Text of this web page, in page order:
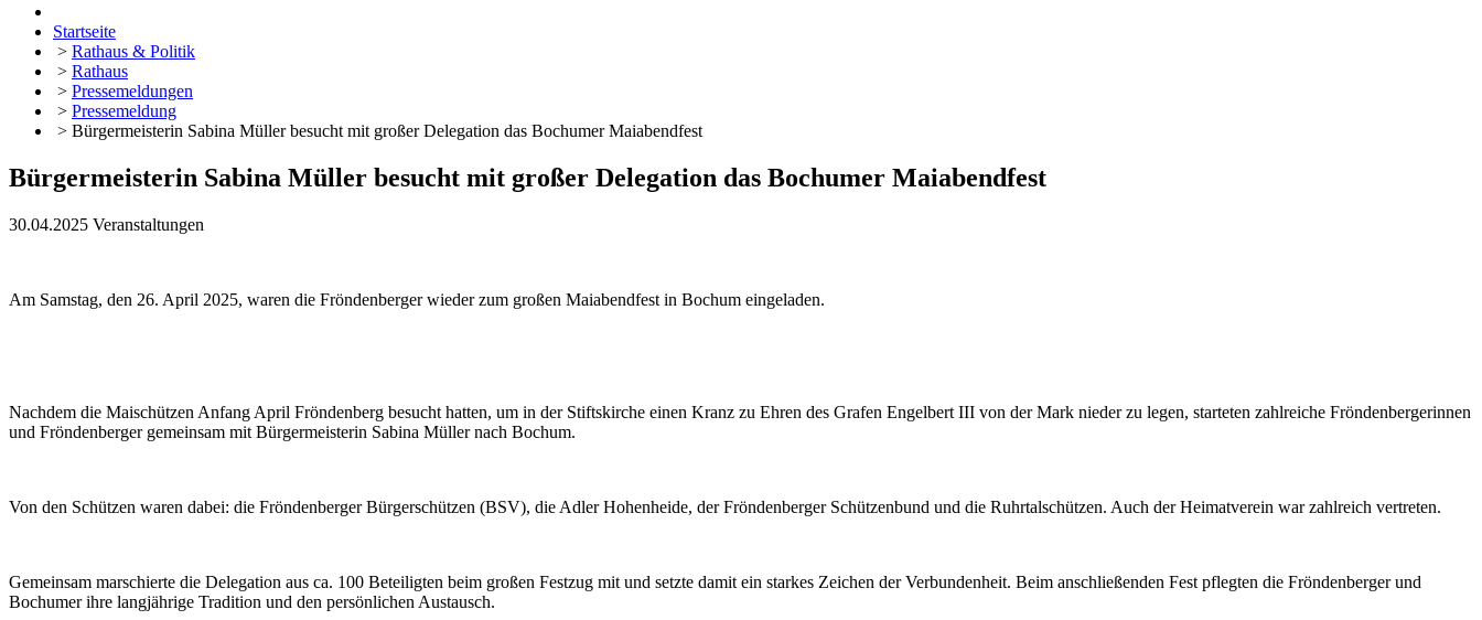
Startseite
> Rathaus & Politik
> Rathaus
> Pressemeldungen
> Pressemeldung
> Bürgermeisterin Sabina Müller besucht mit großer Delegation das Bochumer Maiabendfest
Bürgermeisterin Sabina Müller besucht mit großer Delegation das Bochumer Maiabendfest
30.04.2025 Veranstaltungen
Am Samstag, den 26. April 2025, waren die Fröndenberger wieder zum großen Maiabendfest in Bochum eingeladen.
Nachdem die Maischützen Anfang April Fröndenberg besucht hatten, um in der Stiftskirche einen Kranz zu Ehren des Grafen Engelbert III von der Mark nieder zu legen, starteten zahlreiche Fröndenbergerinnen
und Fröndenberger gemeinsam mit Bürgermeisterin Sabina Müller nach Bochum.
Von den Schützen waren dabei: die Fröndenberger Bürgerschützen (BSV), die Adler Hohenheide, der Fröndenberger Schützenbund und die Ruhrtalschützen. Auch der Heimatverein war zahlreich vertreten.
Gemeinsam marschierte die Delegation aus ca. 100 Beteiligten beim großen Festzug mit und setzte damit ein starkes Zeichen der Verbundenheit. Beim anschließenden Fest pflegten die Fröndenberger und
Bochumer ihre langjährige Tradition und den persönlichen Austausch.